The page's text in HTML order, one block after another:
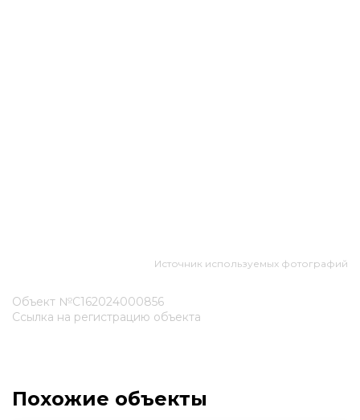
Источник используемых фотографий
Объект №С162024000856
Ссылка на регистрацию объекта
Похожие объекты